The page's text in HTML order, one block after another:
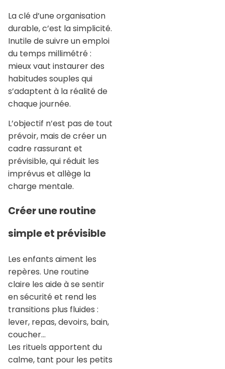
La clé d’une organisation
durable, c’est la simplicité.
Inutile de suivre un emploi
du temps millimétré :
mieux vaut instaurer des
habitudes souples qui
s’adaptent à la réalité de
chaque journée.
L’objectif n’est pas de tout
prévoir, mais de créer un
cadre rassurant et
prévisible, qui réduit les
imprévus et allège la
charge mentale.
Créer une routine
simple et prévisible
Les enfants aiment les
repères. Une routine
claire les aide à se sentir
en sécurité et rend les
transitions plus fluides :
lever, repas, devoirs, bain,
coucher…
Les rituels apportent du
calme, tant pour les petits